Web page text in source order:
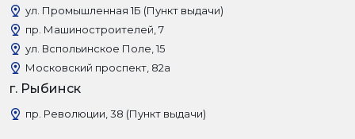
ул. Промышленная 1Б (Пункт выдачи)
пр. Машиностроителей, 7
ул. Вспольинское Поле, 15
Московский проспект, 82а
г. Рыбинск
пр. Революции, 38 (Пункт выдачи)